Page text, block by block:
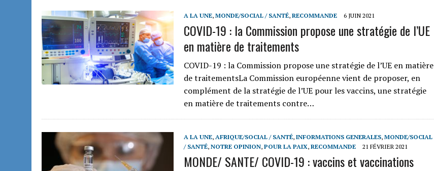
A LA UNE, MONDE/SOCIAL / SANTÉ, RECOMMANDE 6 JUIN 2021
COVID-19 : la Commission propose une stratégie de l’UE
en matière de traitements
COVID-19 : la Commission propose une stratégie de l’UE en matière
de traitementsLa Commission européenne vient de proposer, en
complément de la stratégie de l’UE pour les vaccins, une stratégie
en matière de traitements contre…
A LA UNE, AFRIQUE/SOCIAL / SANTÉ, INFORMATIONS GENERALES, MONDE/SOCIAL
/ SANTÉ, NOTRE OPINION, POUR LA PAIX, RECOMMANDE 21 FÉVRIER 2021
MONDE/ SANTE/ COVID-19 : vaccins et vaccinations